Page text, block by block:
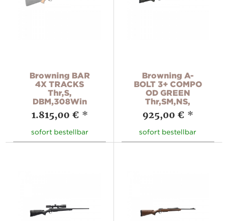
Browning BAR
4X TRACKS
Thr,S,
DBM,308Win
1.815,00 € *
sofort bestellbar
Browning A-
BOLT 3+ COMPO
OD GREEN
Thr,SM,NS,
925,00 € *
sofort bestellbar